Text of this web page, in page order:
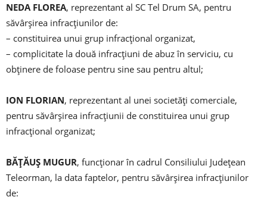
NEDA FLOREA, reprezentant al SC Tel Drum SA, pentru
săvârșirea infracțiunilor de:
– constituirea unui grup infracțional organizat,
– complicitate la două infracțiuni de abuz în serviciu, cu
obținere de foloase pentru sine sau pentru altul;
ION FLORIAN, reprezentant al unei societăți comerciale,
pentru săvârșirea infracțiunii de constituirea unui grup
infracțional organizat;
BĂȚĂUȘ MUGUR, funcționar în cadrul Consiliului Județean
Teleorman, la data faptelor, pentru săvârșirea infracțiunilor
de: